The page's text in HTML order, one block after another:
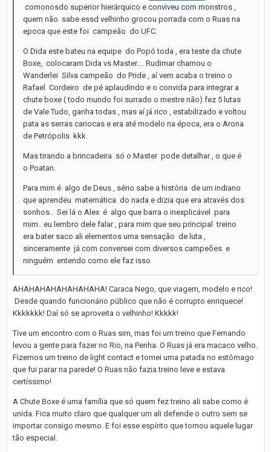
comonosdo superior hierárquico e conviveu com monstros ,
quem não sabe essd velhinho grocou porrada com o Ruas na
epoca que este foi campeão do UFC.
O Dida este bateu na equipe do Popó toda , era teste da chute
Boxe, colocaram Dida vs Master.... Rudimar chamou o
Wanderlei Silva campeão do Pride , aí vem acaba o treino o
Rafael Cordeiro de pé aplaudindo e o convida para integrar a
chute boxe ( todo mundo foi surrado o mestre não) fez 5 lutas
de Vale Tudo, ganha todas , mas aí já rico , estabilizado e voltou
pata as serras cariocas e era até modelo na época, era o Arona
de Petrópolis kkk.
Mas tirando a brincadeira só o Master pode detalhar , o que é
o Poatan.
Para mim é algo de Deus , sério sabe a história de um indiano
que aprendeu matemática do nada e dizia que era através dos
sonhos.. Sei lá o Alex é algo que barra o inexplicável para
mim.. eu lembro dele falar , para mim que seu principal treino
era bater saco ali elementos uma sensação de luta ,
sinceramente já com conversei com diversos campeões e
ninguém entendo como ele faz isso
AHAHAHAHAHAHAHAHA! Caraca Nego, que viagem, modelo e rico!
Desde quando funcionário público que não é corrupto enriquece!
Kkkkkkk! Daí só se aproveita o velhinho! Kkkkk!
Tive um encontro com o Ruas sim, mas foi um treino que Fernando
levou a gente para fazer no Rio, na Penha. O Ruas já era macaco velho.
Fizemos um treino de light contact e tomei uma patada no estômago
que fui parar na parede! O Ruas não fazia treino leve e estava
certíssimo!
A Chute Boxe é uma família que só quem fez treino ali sabe como é
unida. Fica muito claro que qualquer um ali defende o outro sem se
importar consigo mesmo. E foi esse espírito que tornou aquele lugar
tão especial.